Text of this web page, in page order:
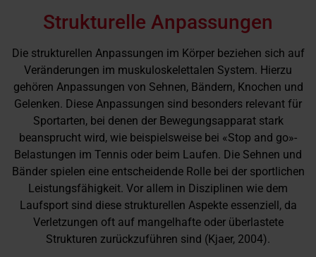
Strukturelle Anpassungen
Die strukturellen Anpassungen im Körper beziehen sich auf
Veränderungen im muskuloskelettalen System. Hierzu
gehören Anpassungen von Sehnen, Bändern, Knochen und
Gelenken. Diese Anpassungen sind besonders relevant für
Sportarten, bei denen der Bewegungsapparat stark
beansprucht wird, wie beispielsweise bei «Stop and go»-
Belastungen im Tennis oder beim Laufen. Die Sehnen und
Bänder spielen eine entscheidende Rolle bei der sportlichen
Leistungsfähigkeit. Vor allem in Disziplinen wie dem
Laufsport sind diese strukturellen Aspekte essenziell, da
Verletzungen oft auf mangelhafte oder überlastete
Strukturen zurückzuführen sind (Kjaer, 2004).